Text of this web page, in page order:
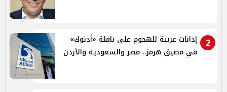
2
إدانات عربية للهجوم على ناقلة «أدنوك»
في مضيق هرمز.. مصر والسعودية والأردن